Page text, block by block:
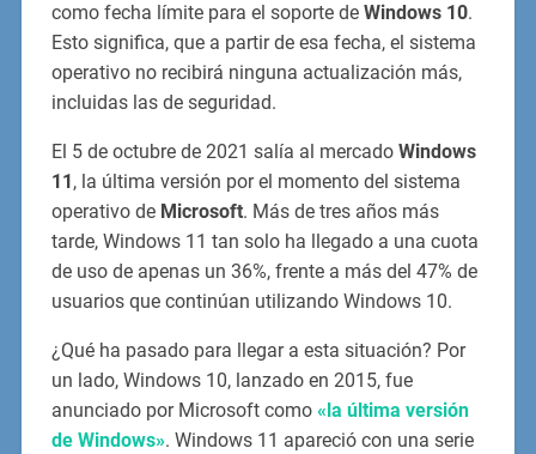
como fecha límite para el soporte de Windows 10.
Esto significa, que a partir de esa fecha, el sistema
operativo no recibirá ninguna actualización más,
incluidas las de seguridad.
El 5 de octubre de 2021 salía al mercado Windows
11, la última versión por el momento del sistema
operativo de Microsoft. Más de tres años más
tarde, Windows 11 tan solo ha llegado a una cuota
de uso de apenas un 36%, frente a más del 47% de
usuarios que continúan utilizando Windows 10.
¿Qué ha pasado para llegar a esta situación? Por
un lado, Windows 10, lanzado en 2015, fue
anunciado por Microsoft como «la última versión
de Windows». Windows 11 apareció con una serie